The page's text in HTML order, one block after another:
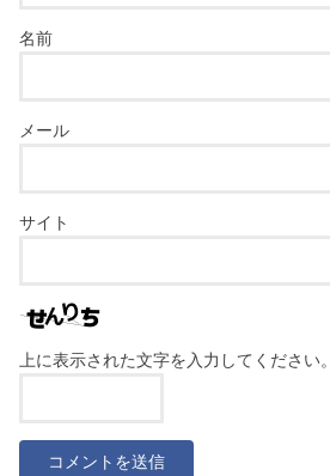
名前
メール
サイト
上に表示された文字を入力してください。